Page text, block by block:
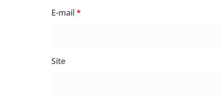
E-mail*
Site